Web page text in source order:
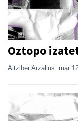
Oztopo
Aitziber Arzallus mar